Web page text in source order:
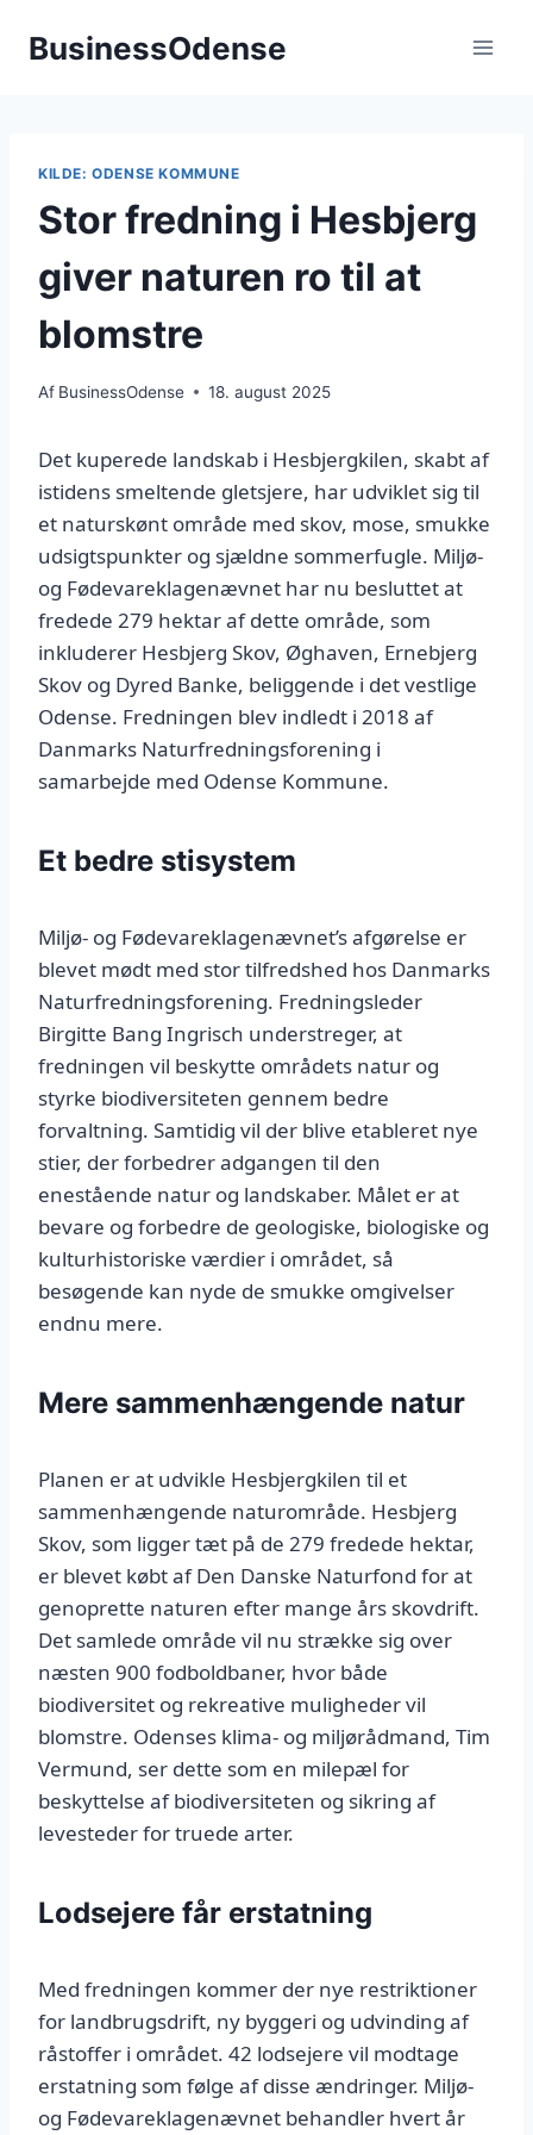
BusinessOdense
KILDE: ODENSE KOMMUNE
Stor fredning i Hesbjerg
giver naturen ro til at
blomstre
Af BusinessOdense 18. august 2025
Det kuperede landskab i Hesbjergkilen, skabt af
istidens smeltende gletsjere, har udviklet sig til
et naturskønt område med skov, mose, smukke
udsigtspunkter og sjældne sommerfugle. Miljø-
og Fødevareklagenævnet har nu besluttet at
fredede 279 hektar af dette område, som
inkluderer Hesbjerg Skov, Øghaven, Ernebjerg
Skov og Dyred Banke, beliggende i det vestlige
Odense. Fredningen blev indledt i 2018 af
Danmarks Naturfredningsforening i
samarbejde med Odense Kommune.
Et bedre stisystem
Miljø- og Fødevareklagenævnet’s afgørelse er
blevet mødt med stor tilfredshed hos Danmarks
Naturfredningsforening. Fredningsleder
Birgitte Bang Ingrisch understreger, at
fredningen vil beskytte områdets natur og
styrke biodiversiteten gennem bedre
forvaltning. Samtidig vil der blive etableret nye
stier, der forbedrer adgangen til den
enestående natur og landskaber. Målet er at
bevare og forbedre de geologiske, biologiske og
kulturhistoriske værdier i området, så
besøgende kan nyde de smukke omgivelser
endnu mere.
Mere sammenhængende natur
Planen er at udvikle Hesbjergkilen til et
sammenhængende naturområde. Hesbjerg
Skov, som ligger tæt på de 279 fredede hektar,
er blevet købt af Den Danske Naturfond for at
genoprette naturen efter mange års skovdrift.
Det samlede område vil nu strække sig over
næsten 900 fodboldbaner, hvor både
biodiversitet og rekreative muligheder vil
blomstre. Odenses klima- og miljørådmand, Tim
Vermund, ser dette som en milepæl for
beskyttelse af biodiversiteten og sikring af
levesteder for truede arter.
Lodsejere får erstatning
Med fredningen kommer der nye restriktioner
for landbrugsdrift, ny byggeri og udvinding af
råstoffer i området. 42 lodsejere vil modtage
erstatning som følge af disse ændringer. Miljø-
og Fødevareklagenævnet behandler hvert år